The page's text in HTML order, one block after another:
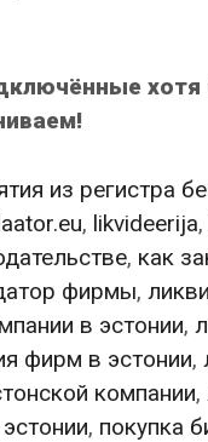
из регистра
, likvideerija,
, как
фирмы,
в эстонии,
фирм в эстонии,
компании,
, покупка